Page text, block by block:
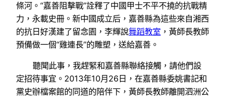
條河。“嘉善阻擊戰”詮釋了中國甲士不平不撓的抗戰精
力，永載史冊。新中國成立后，嘉善縣為這些來自湘西
的抗日好漢建了留念園，李輝說舞蹈教室 ，黃師長教師
預備做一個“雞連長”的雕塑，送給嘉善。
聽聞此事，我趕緊和嘉善縣聯絡接觸，請他們設
定招待事宜。2013年10月26日，在嘉善縣委姚書記和
黨史辦檔案館的同道的陪伴下，黃師長教師離開泗洲公